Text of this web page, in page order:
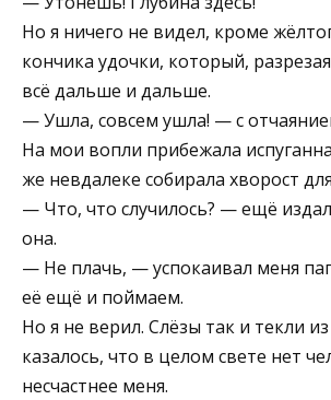
Но я ничего не видел, кроме
кончика удочки, который,
всё дальше и дальше.
— Ушла, совсем ушла! — с
На мои вопли прибежала
же невдалеке собирала хворост
— Что, что случилось? — ещё
она.
— Не плачь, — успокаивал меня
её ещё и поймаем.
Но я не верил. Слёзы так и текли
казалось, что в целом свете нет
несчастнее меня.